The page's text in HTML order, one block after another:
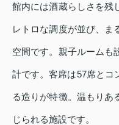
館内には酒蔵らしさを残
レトロな調度が並び、ま
空間です。親子ルームも
計です。客席は57席とコ
る造りが特徴。温もりあ
じられる施設です。